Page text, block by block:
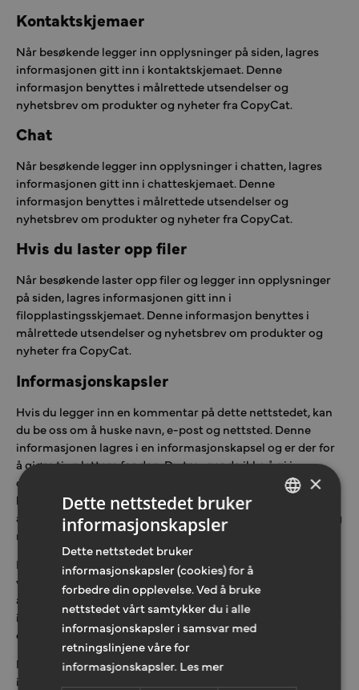
Kontaktskjemaer
Når besøkende legger inn opplysninger på siden, lagres
informasjonen gitt inn i kontaktskjemaet. Denne
informasjon benyttes i målrettede utsendelser og
nyhetsbrev om produkter og nyheter fra CopyCat.
Chat
Når besøkende legger inn opplysninger i chatten, lagres
informasjonen gitt inn i chatteskjemaet. Denne
informasjon benyttes i målrettede utsendelser og
nyhetsbrev om produkter og nyheter fra CopyCat.
Hvis du laster opp filer
Når besøkende laster opp filer og legger inn opplysninger
på siden, lagres informasjonen gitt inn i
filopplastingsskjemaet. Denne informasjon benyttes i
målrettede utsendelser og nyhetsbrev om produkter og
nyheter fra CopyCat.
Informasjonskapsler
Hvis du legger inn en kommentar på dette nettstedet, kan
du be oss om å huske navn, e-post og nettsted. Denne
informasjonen lagres i en informasjonskapsel og er der for
å gjøre ting lettere for deg. Du trenger da ikke å gi inn
denne informasjonen på nytt neste gang du legger inn en
kommentar. Disse informasjonskapslene utløper etter ett
år. Denne informasjon benyttes i målrettede utsendelser og
nyhetsbrev om produkter og nyheter fra CopyCat.
Hvis du har en konto og logger deg inn på dette nettstedet,
vil vi opprette en midlertidig informasjonskapsel for å
avgjøre om nettleseren din støtter bruk av dette. Denne
informasjonskapselen innholder ingen personopplysninger
og forsvinner så snart du lukker nettleseren din.
Når du logger deg inn, blir det opprettet
informasjonskapsler som lagrer innloggingsinformasjonen
×
Dette nettstedet bruker
informasjonskapsler
Dette nettstedet bruker
informasjonskapsler (cookies) for å
forbedre din opplevelse. Ved å bruke
nettstedet vårt samtykker du i alle
informasjonskapsler i samsvar med
retningslinjene våre for
informasjonskapsler. Les mer